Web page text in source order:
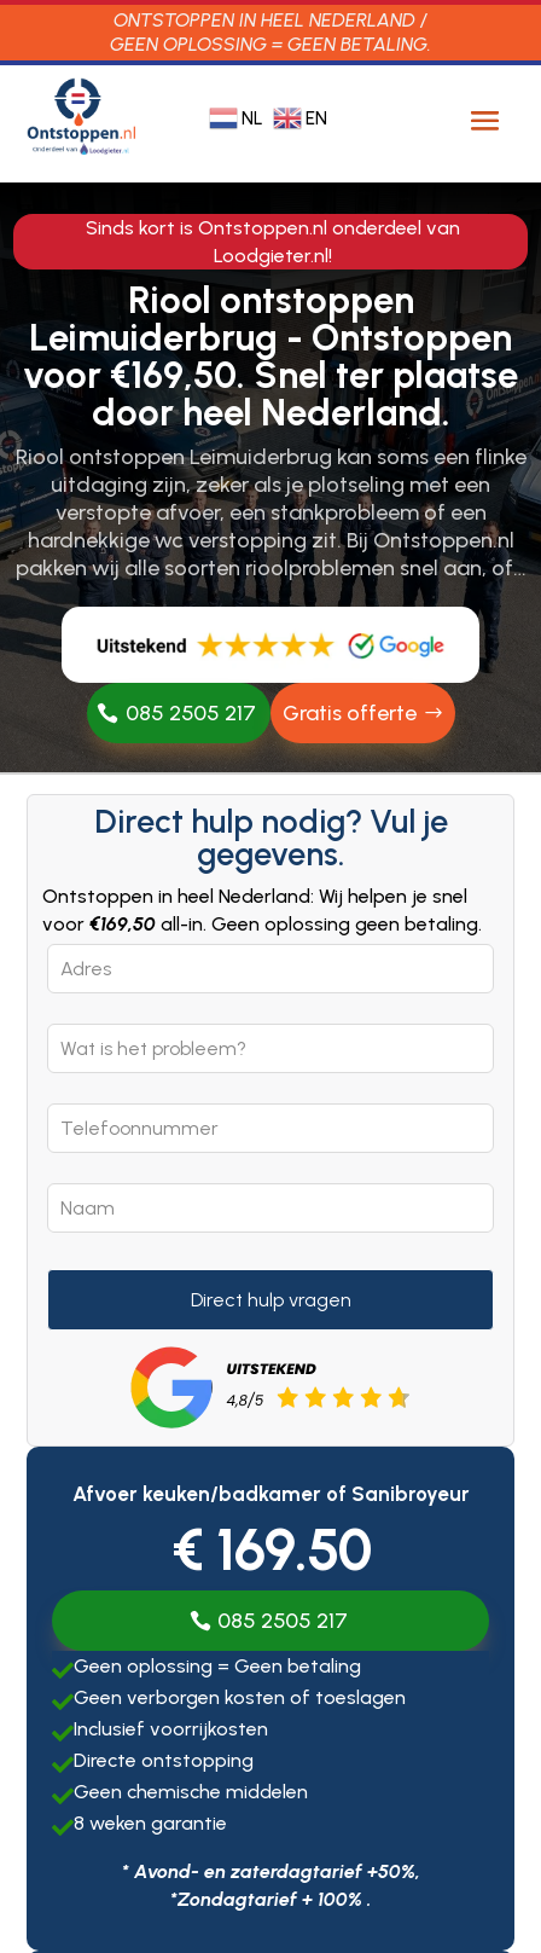
ONTSTOPPEN IN HEEL NEDERLAND /
GEEN OPLOSSING = GEEN BETALING.
NL EN
Sinds kort is Ontstoppen.nl onderdeel van
Loodgieter.nl!
Riool ontstoppen
Leimuiderbrug - Ontstoppen
voor €169,50. Snel ter plaatse
door heel Nederland.
Riool ontstoppen Leimuiderbrug kan soms een flinke
uitdaging zijn, zeker als je plotseling met een
verstopte afvoer, een stankprobleem of een
hardnekkige wc verstopping zit.​ Bij Ontstoppen.​nl
pakken wij alle soorten rioolproblemen snel aan, of…
085 2505 217 Gratis offerte
Direct hulp nodig? Vul je
gegevens.
Ontstoppen in heel Nederland: Wij helpen je snel
voor€169,50 all-in. Geen oplossing geen betaling.
Leave
this
blank
Direct hulp vragen
Afvoer keuken/badkamer of Sanibroyeur
€ 169.50
085 2505 217
Geen oplossing = Geen betaling
Geen verborgen kosten of toeslagen
Inclusief voorrijkosten
Directe ontstopping
Geen chemische middelen
8 weken garantie
* Avond- en zaterdagtarief +50%,
*Zondagtarief + 100% .